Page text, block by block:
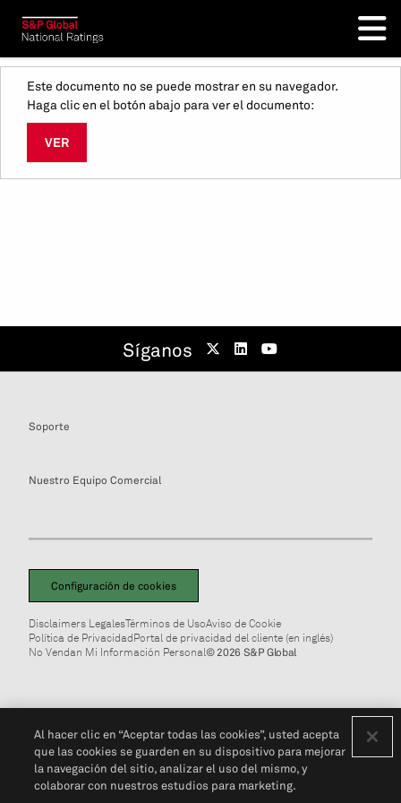
Este documento no se puede mostrar en su navegador.
Haga clic en el botón abajo para ver el documento:
VER
Síganos
Soporte
Nuestro Equipo Comercial
Configuración de cookies
Disclaimers LegalesTérminos de UsoAviso de Cookie
Política de PrivacidadPortal de privacidad del cliente (en inglés)
No Vendan Mi Información Personal© 2026 S&P Global
Al hacer clic en “Aceptar todas las cookies”, usted acepta
que las cookies se guarden en su dispositivo para mejorar
la navegación del sitio, analizar el uso del mismo, y
colaborar con nuestros estudios para marketing.